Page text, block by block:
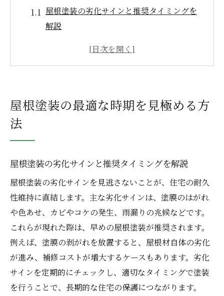
屋根塗装の劣化サインと推奨タイミングを
解説
栃木県宇都宮市の気候と屋根塗装時期の関
外壁塗装との違いから見る屋根塗装の目安
宇都宮市で安心できる屋根塗装の選び方
屋根塗装で重視すべき業者選定の基準とは
探し方
口コミを活用した屋根塗装業者の見極め術
屋根塗装の実績や施工事例の確認ポイント
屋根塗装見積もり時に質問したい重要事項
外壁塗装と屋根塗装を比較して納得の判断を
外壁塗装と屋根塗装の違いと役割を整理す
る
屋根塗装の最適な時期を見極める方
法
屋根塗装の劣化サインと推奨タイミングを解説
屋根塗装の劣化サインを見逃さないことが、住宅の耐久
性維持に直結します。主な劣化サインは、塗膜のはがれ
や色あせ、カビやコケの発生、雨漏りの兆候などです。
これらが現れた際は、早めの屋根塗装が推奨されます。
例えば、塗膜の剥がれを放置すると、屋根材自体の劣化
が進み、補修コストが増大するケースもあります。劣化
サインを定期的にチェックし、適切なタイミングで塗装
を行うことで、長期的な住宅の保護につながります。